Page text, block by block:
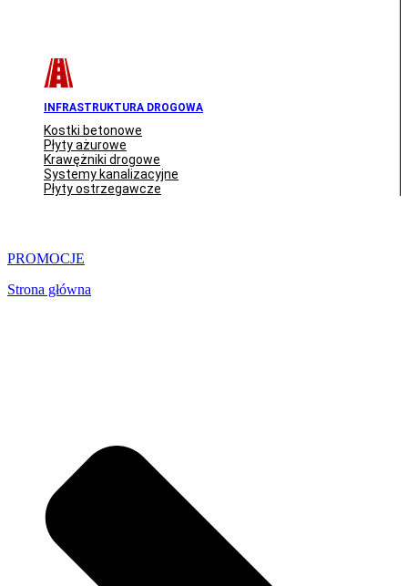
INFRASTRUKTURA DROGOWA
Kostki betonowe
Płyty ażurowe
Krawężniki drogowe
Systemy kanalizacyjne
Płyty ostrzegawcze
PROMOCJE
Strona główna